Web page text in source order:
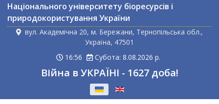
Національного університету біоресурсів і
природокористування України
вул. Академічна 20, м. Бережани, Тернопільська обл.,
Україна, 47501
16:56
Субота: 8.08.2026 р.
Війна в УКРАЇНІ - 1627 доба!